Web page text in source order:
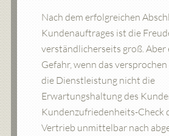
Nach dem erfolgreichen
Kundenauftrages ist die
verständlicherseits groß. Aber
Gefahr, wenn das
die Dienstleistung nicht die
Erwartungshaltung des
Kundenzufriedenheits-Check
Vertrieb unmittelbar nach